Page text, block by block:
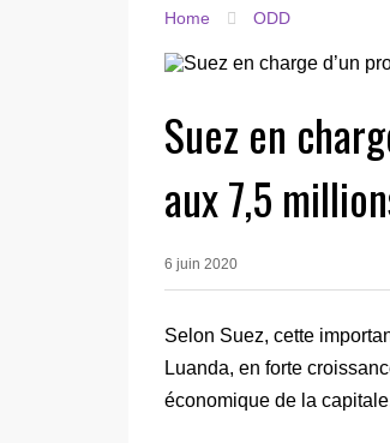
Home ODD
Suez en
aux 7,5
6 juin 2020
Selon Suez, cette
Luanda, en forte
économique de la